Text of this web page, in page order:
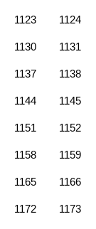
1123 1124
1130 1131
1137 1138
1144 1145
1151 1152
1158 1159
1165 1166
1172 1173